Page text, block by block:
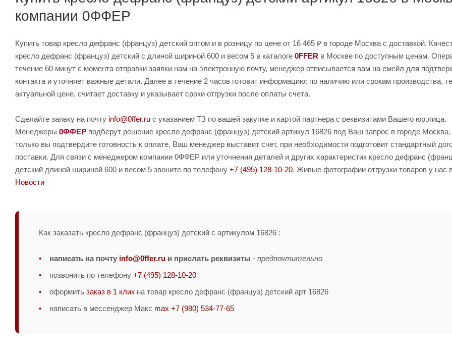
компании 0ФФЕР
Купить товар кресло дефранс (француз) детский оптом и в розницу по цене от 16 465 ₽ в городе Москва с доставкой.
кресло дефранс (француз) детский с длиной шириной 600 и весом 5 в каталоге 0FFER в Москве по доступным ценам.
течение 60 минут с момента отправки заявки нам на электронную почту, менеджер отписывается вам на емейл для
контакта и уточняет важные детали. Далее в течение 2 часов готовит информацию: по наличию или срокам производства,
актуальной цене, считает доставку и указывает сроки отгрузки после оплаты счета.
Сделайте заявку на почту info@0ffer.ru с указанием ТЗ по вашей закупке и картой партнера с реквизитами Вашего юр.лица.
Менеджеры 0ФФЕР подберут решение кресло дефранс (француз) детский артикул 16826 под Ваш запрос в городе Москва.
только вы подтвердите готовность к оплате, Ваш менеджер выставит счет, при необходимости подготовит стандартный
поставки. Для связи с менеджером компании 0ФФЕР или уточнения деталей и других характеристик кресло дефранс
детский длиной шириной 600 и весом 5 звоните по телефону +7 (495) 128-10-20. Живые фотографии отгрузки товаров у нас
Новости
Как заказать кресло дефранс (француз) детский с артикулом 16826 :
написать на почту info@0ffer.ru и прислать реквизиты - предпочтительно
позвонить по телефону +7 (495) 128-10-20
оформить заказ в 1 клик на товар кресло дефранс (француз) детский арт 16826
написать в мессенджер Макс max +7 (980) 534-77-65